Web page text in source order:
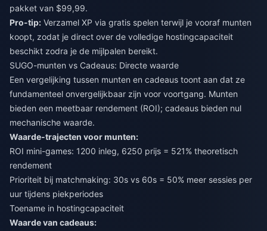
pakket van $99,99.
Pro-tip: Verzamel XP via gratis spelen terwijl je vooraf munten
koopt, zodat je direct over de volledige hostingcapaciteit
beschikt zodra je de mijlpalen bereikt.
SUGO-munten vs Cadeaus: Directe waarde
Een vergelijking tussen munten en cadeaus toont aan dat ze
fundamenteel onvergelijkbaar zijn voor voortgang. Munten
bieden een meetbaar rendement (ROI); cadeaus bieden nul
mechanische waarde.
Waarde-trajecten voor munten:
ROI mini-games: 1200 inleg, 6250 prijs = 521% theoretisch
rendement
Prioriteit bij matchmaking: 30s vs 60s = 50% meer sessies per
uur tijdens piekperiodes
Toename in hostingcapaciteit
Waarde van cadeaus: